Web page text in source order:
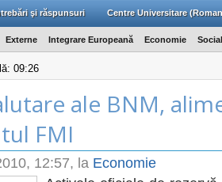
şi răspunsuri Centre Universitare
Externe Integrare Europeană Economie Social
09:26
ale BNM,
FMI
12:57, la Economie